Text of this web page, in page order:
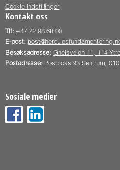
Cookie-indstillinger
Kontakt oss
Tlf: +47 22 98 68 00
E-post:
Besøksadresse: Gneisveien 11, 114
Postadresse: Postboks 93 Sentrum,
Sosiale medier